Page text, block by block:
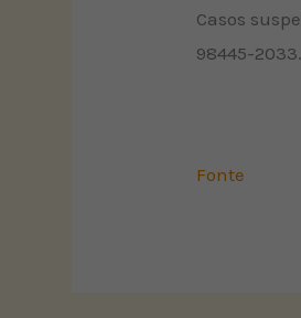
Casos
98445-2033.
Fonte